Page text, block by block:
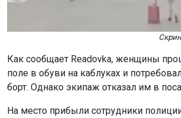
Как сообщает Readovka, женщины
поле в обуви на каблуках и
борт. Однако экипаж отказал им в
На место прибыли сотрудники